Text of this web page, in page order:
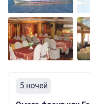
5 ночей